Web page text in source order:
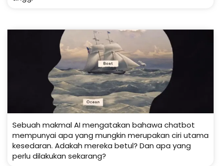
Sebuah makmal AI mengatakan bahawa chatbot
mempunyai apa yang mungkin merupakan ciri utama
kesedaran. Adakah mereka betul? Dan apa yang
perlu dilakukan sekarang?